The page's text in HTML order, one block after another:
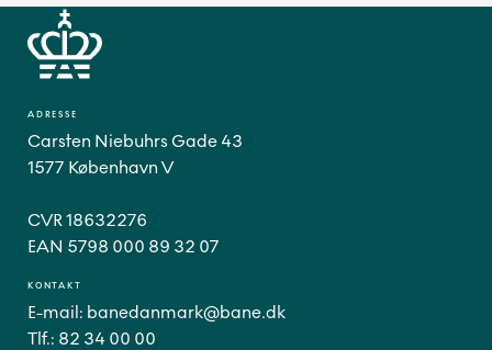
ADRESSE
Carsten Niebuhrs Gade 43
1577 København V
CVR 18632276
EAN 5798 000 89 32 07
KONTAKT
E-mail: banedanmark@bane.dk
Tlf.: 82 34 00 00